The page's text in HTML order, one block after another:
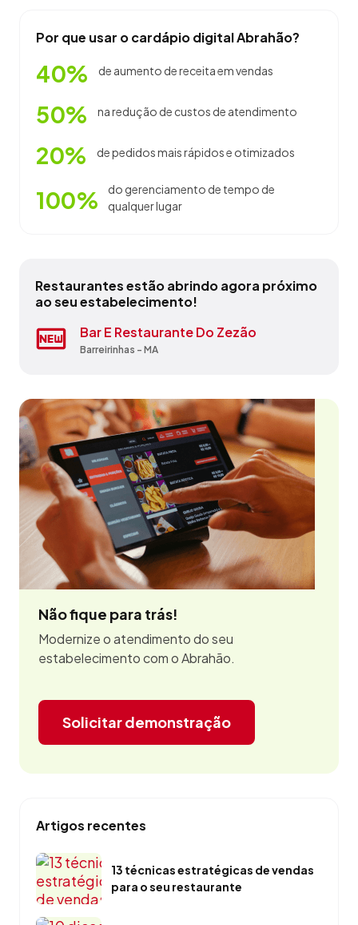
Por que usar o cardápio digital Abrahão?
40% de aumento de receita em vendas
50% na redução de custos de atendimento
20% de pedidos mais rápidos e otimizados
100%
do gerenciamento de tempo de
qualquer lugar
Restaurantes estão abrindo agora próximo
ao seu estabelecimento!
Baluarte Ecoturismo
Tutóia - MA
Bar E Restaurante Do Zezão
Barreirinhas - MA
Chang Lee São Luis
São Luís - MA
Maré Alta
Barreirinhas - MA
Mercearia Avenida
Fortaleza dos Nogueiras - MA
Pousada Boa Vista
Barreirinhas - MA
Restaurante E Pousada Balneário
Paquetá
Self - Service Ta Delicia
Barreirinhas - MA
Valparaiso Complexo Turístico Ltda
Paço do Lumiar - MA
Veleiros Bufet Eventos
São Luís - MA
Não fique para trás!
Modernize o atendimento do seu
estabelecimento com o Abrahão.
Solicitar demonstração
Artigos recentes
13 técnicas estratégicas de vendas
para o seu restaurante